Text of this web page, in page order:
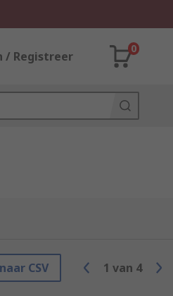
/ Registreer
0
CSV 1 van 4